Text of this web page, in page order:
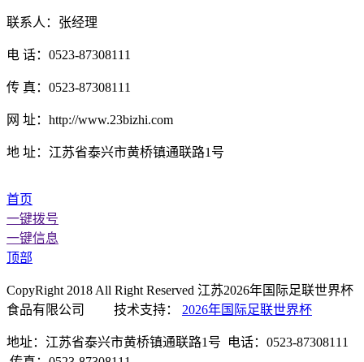
联系人：张经理
电 话：0523-87308111
传 真：0523-87308111
网 址：http://www.23bizhi.com
地 址：江苏省泰兴市黄桥镇通联路1号
首页
一键拨号
一键信息
顶部
CopyRight 2018 All Right Reserved 江苏2026年国际足联世界杯
食品有限公司 技术支持： 2026年国际足联世界杯
地址：江苏省泰兴市黄桥镇通联路1号 电话：0523-87308111